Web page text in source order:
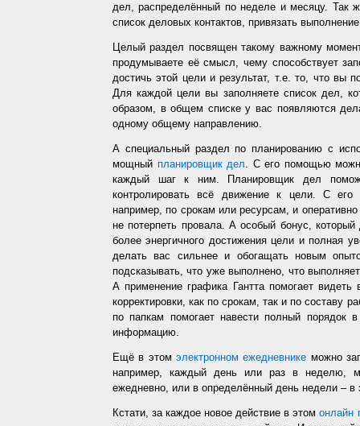
дел, распределённый по неделе и месяцу. Так
список деловых контактов, привязать
Целый раздел посвящен такому важному
продумываете её смысл, чему способствует
достичь этой цели и результат, т.е. то, что вы
Для каждой цели вы заполняете список дел,
образом, в общем списке у вас появляются
одному общему направлению.
А специальный раздел по планированию с
мощный планировщик дел. С его помощью
каждый шаг к ним. Планировщик дел
контролировать всё движение к цели. С
например, по срокам или ресурсам, и
не потерпеть провала. А особый бонус,
более энергичного достижения цели и полная
делать вас сильнее и обогащать новым
подсказывать, что уже выполнено, что
А применение графика Гантта помогает
корректировки, как по срокам, так и по составу
по папкам помогает навести полный порядок
информацию.
Ещё в этомэлектронном ежедневнике можно
например, каждый день или раз в неделю,
ежедневно, или в определённый день недели – в
Кстати, за каждое новое действие в этомонлайн